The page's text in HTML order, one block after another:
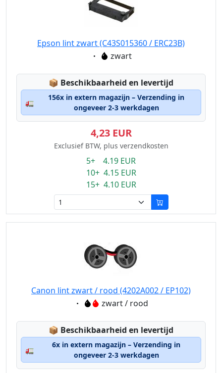
Epson lint zwart (C43S015360 / ERC23B)
Eigenschaft:
zwart
📦 Lagerstatus:
Beschikbaarheid en levertijd
🚛
156x in extern magazijn – Verzending in
ongeveer 2-3 werkdagen
4,23 EUR
Exclusief BTW, plus verzendkosten
5+ 4.19 EUR
10+ 4.15 EUR
15+ 4.10 EUR
Canon lint zwart / rood (4202A002 / EP102)
Eigenschaft:zwart / rood
📦 Lagerstatus:
Beschikbaarheid en levertijd
🚛
6x in extern magazijn – Verzending in
ongeveer 2-3 werkdagen